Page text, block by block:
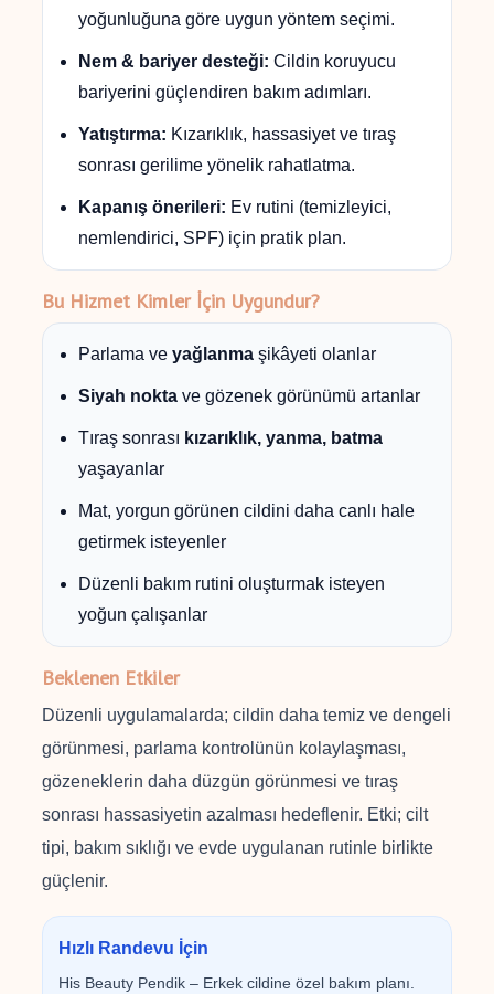
yoğunluğuna göre uygun yöntem seçimi.
Nem & bariyer desteği: Cildin koruyucu
bariyerini güçlendiren bakım adımları.
Yatıştırma: Kızarıklık, hassasiyet ve tıraş
sonrası gerilime yönelik rahatlatma.
Kapanış önerileri: Ev rutini (temizleyici,
nemlendirici, SPF) için pratik plan.
Bu Hizmet Kimler İçin Uygundur?
Parlama ve yağlanma şikâyeti olanlar
Siyah nokta ve gözenek görünümü artanlar
Tıraş sonrası kızarıklık, yanma, batma
yaşayanlar
Mat, yorgun görünen cildini daha canlı hale
getirmek isteyenler
Düzenli bakım rutini oluşturmak isteyen
yoğun çalışanlar
Beklenen Etkiler
Düzenli uygulamalarda; cildin daha temiz ve dengeli
görünmesi, parlama kontrolünün kolaylaşması,
gözeneklerin daha düzgün görünmesi ve tıraş
sonrası hassasiyetin azalması hedeflenir. Etki; cilt
tipi, bakım sıklığı ve evde uygulanan rutinle birlikte
güçlenir.
Hızlı Randevu İçin
His Beauty Pendik – Erkek cildine özel bakım planı.